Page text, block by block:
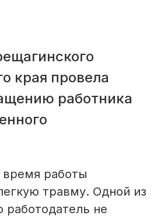
края провела
работника
время работы
травму. Одной из
работодатель не